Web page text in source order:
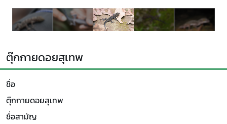
ตุ๊กกายดอยสุเทพ
ชื่อ
ตุ๊กกายดอยสุเทพ
ชื่อสามัญ